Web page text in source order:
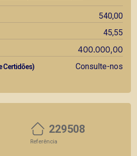
540,00
45,55
400.000,00
Certidões) Consulte-nos
229508
Referência